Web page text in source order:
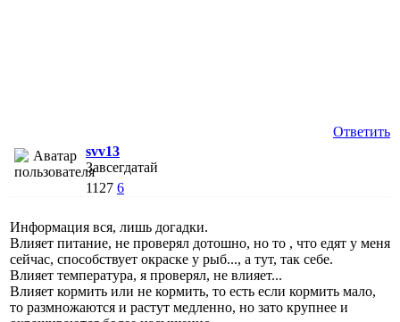
Ответить
svv13
Завсегдатай
1127 6
Информация вся, лишь догадки.
Влияет питание, не проверял дотошно, но то , что едят у меня
сейчас, способствует окраске у рыб..., а тут, так себе.
Влияет температура, я проверял, не влияет...
Влияет кормить или не кормить, то есть если кормить мало,
то размножаются и растут медленно, но зато крупнее и